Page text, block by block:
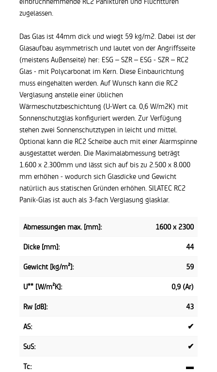
zugelassen.
Das Glas ist 44mm dick und wiegt 59 kg/m2. Dabei ist der
Glasaufbau asymmetrisch und lautet von der Angriffsseite
(meistens Außenseite) her: ESG – SZR – ESG - SZR – RC2
Glas - mit Polycarbonat im Kern. Diese Einbaurichtung
muss eingehalten werden. Auf Wunsch kann die RC2
Verglasung anstelle einer üblichen
Wärmeschutzbeschichtung (U-Wert ca. 0,6 W/m2K) mit
Sonnenschutzglas konfiguriert werden. Zur Verfügung
stehen zwei Sonnenschutztypen in leicht und mittel.
Optional kann die RC2 Scheibe auch mit einer Alarmspinne
ausgestattet werden. Die Maximalabmessung beträgt
1.600 x 2.300mm und lässt sich auf bis zu 2.500 x 8.000
mm erhöhen - wodurch sich Glasdicke und Gewicht
natürlich aus statischen Gründen erhöhen. SILATEC RC2
Panik-Glas ist auch als 3-fach Verglasung glasklar.
Abmessungen max. [mm]:
1600 x 2300
Dicke [mm]:
44
Gewicht [kg/m²]:
59
U** [W/m²K]:
0,9 (Ar)
Rw [dB]:
43
AS:
✔
SuS:
✔
Tc:
▬